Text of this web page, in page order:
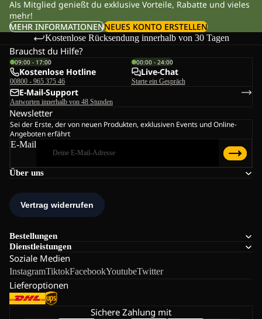
Als Mitglied genießt du exklusive Vorteile, Rabatte und vieles
mehr!
MEHR INFORMATIONENNEUES KONTO ERSTELLEN
Kostenlose Rücksendung innerhalb von 30 Tagen
Über uns
Bestellungen
Dienstleistungen
Soziale Medien
InstagramTiktokFacebookYoutubeTwitter
Lieferoptionen
Brauchst du Hilfe?
09:00 - 17:00
Kostenlose Hotline
00800 - 965 375 46
00:00 - 24:00
Live-Chat
Starte ein Gespräch
E-Mail-Support
Antworten innerhalb von 48 Stunden
Newsletter
Sei der Erste, der von neuen Produkten, exklusiven Events und Online-
Angeboten erfährt
E-Mail
Sichere Zahlung mit